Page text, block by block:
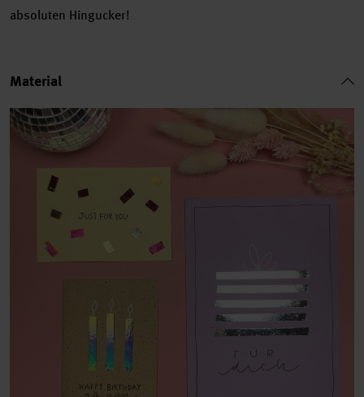
absoluten Hingucker!
Material